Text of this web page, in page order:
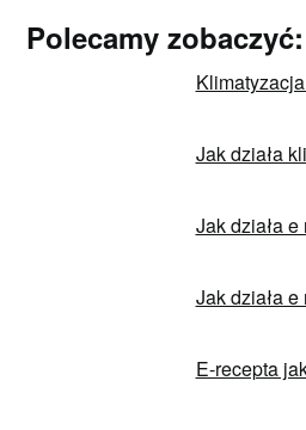
Polecamy zobaczyć:
Jak działa
Jak działa e
Jak działa e
E-recepta